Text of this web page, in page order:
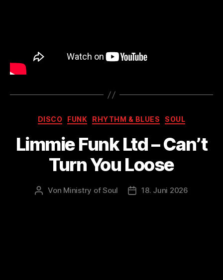
Kategorien
DISCO FUNK RHYTHM & BLUES SOUL
Limmie Funk Ltd – Can’t
Turn You Loose
Beitragsautor
Von Ministry of Soul Veröffentlichungsdatum
18. Juni 2026